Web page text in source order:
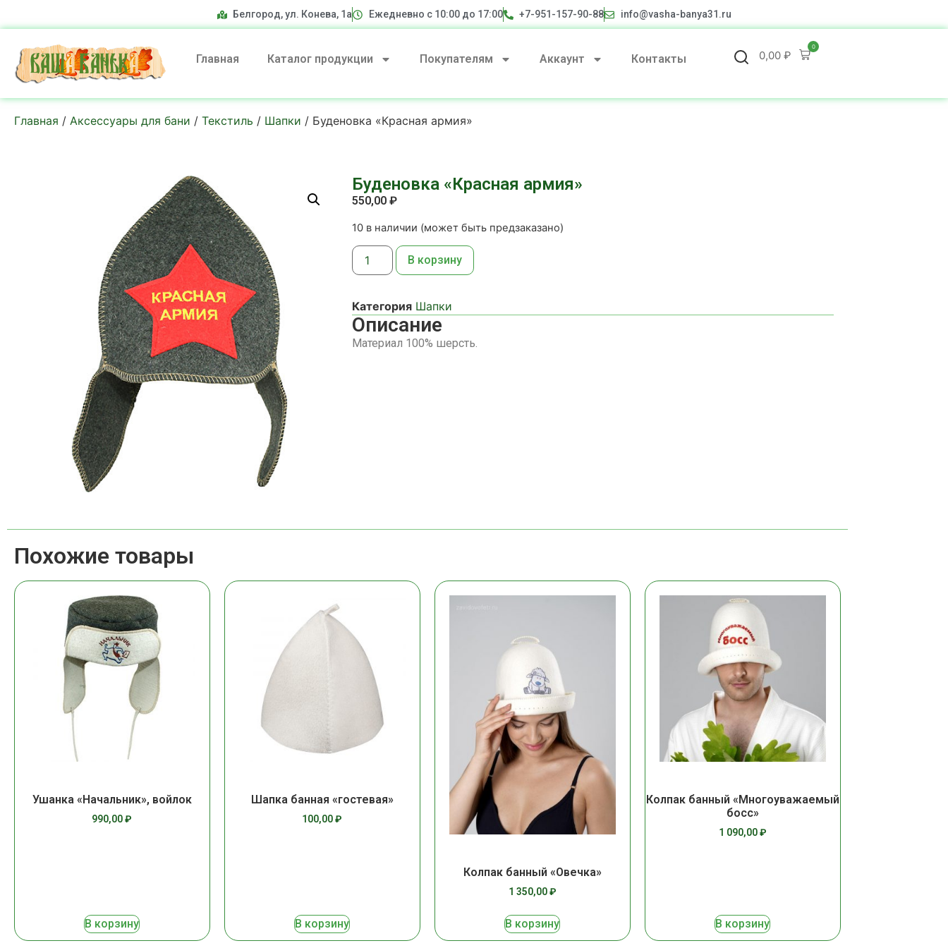
Белгород, ул. Конева, 1а Ежедневно с 10:00 до 17:00 +7-951-157-90-88 info@vasha-banya31.ru
Главная Каталог продукции Покупателям Аккаунт Контакты 0,00₽
0
Главная / Аксессуары для бани / Текстиль / Шапки / Буденовка «Красная армия»
Буденовка «Красная армия»
550,00 ₽
10 в наличии (может быть предзаказано)
В корзину
Категория Шапки
Описание
Материал 100% шерсть.
Похожие товары
Ушанка «Начальник», войлок
990,00₽
В корзину
Шапка банная «гостевая»
100,00₽
В корзину
Колпак банный «Овечка»
1 350,00₽
В корзину
Колпак банный «Многоуважаемый
босс»
1 090,00₽
В корзину